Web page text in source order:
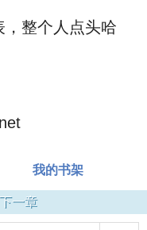
整个人点头哈
我的书架
下一章